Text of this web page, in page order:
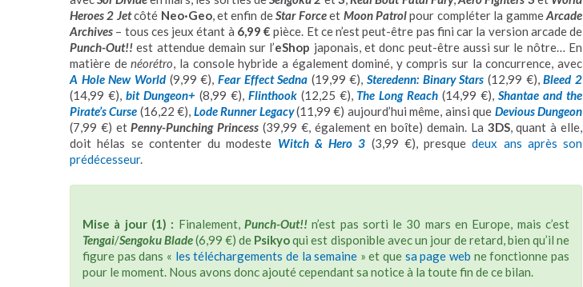
Heroes 2 Jetcôté Neo·Geo, et enfin deStar Forceet Moon Patrolpour compléter la gammeArcade
Archives – tous ces jeux étant à 6,99 € pièce. Et ce n’est peut-être pas fini car la version arcade de
Punch-Out!! est attendue demain sur l’eShop japonais, et donc peut-être aussi sur le nôtre… En
matière denéorétro, la console hybride a également dominé, y compris sur la concurrence, avec
A Hole New World(9,99 €), Fear Effect Sedna (19,99 €),Steredenn: Binary Stars (12,99 €),Bleed 2
(14,99 €), bit Dungeon+(8,99 €), Flinthook(12,25 €), The Long Reach (14,99 €),Shantae and the
Pirate’s Curse (16,22 €), Lode Runner Legacy(11,99 €) aujourd’hui même, ainsi que Devious Dungeon
(7,99 €) etPenny-Punching Princess (39,99 €, également en boîte) demain. La 3DS, quant à elle,
doit hélas se contenter du modeste Witch & Hero 3 (3,99 €), presquedeux ans après son
prédécesseur.
Mise à jour (1) : Finalement, Punch-Out!!n’est pas sorti le 30 mars en Europe, mais c’est
Tengai/Sengoku Blade(6,99 €) de Psikyoqui est disponible avec un jour de retard, bien qu’il ne
figure pas dans « les téléchargements de la semaine » et que sa page web ne fonctionne pas
pour le moment. Nous avons donc ajouté cependant sa notice à la toute fin de ce bilan.